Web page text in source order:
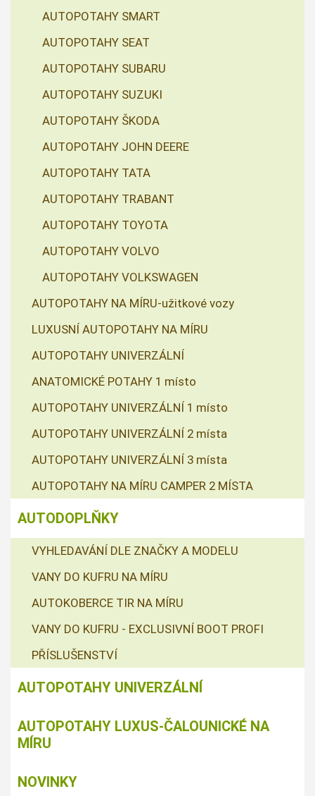
AUTOPOTAHY SMART
AUTOPOTAHY SEAT
AUTOPOTAHY SUBARU
AUTOPOTAHY SUZUKI
AUTOPOTAHY ŠKODA
AUTOPOTAHY JOHN DEERE
AUTOPOTAHY TATA
AUTOPOTAHY TRABANT
AUTOPOTAHY TOYOTA
AUTOPOTAHY VOLVO
AUTOPOTAHY VOLKSWAGEN
AUTOPOTAHY NA MÍRU-užitkové vozy
LUXUSNÍ AUTOPOTAHY NA MÍRU
AUTOPOTAHY UNIVERZÁLNÍ
ANATOMICKÉ POTAHY 1 místo
AUTOPOTAHY UNIVERZÁLNÍ 1 místo
AUTOPOTAHY UNIVERZÁLNÍ 2 místa
AUTOPOTAHY UNIVERZÁLNÍ 3 místa
AUTOPOTAHY NA MÍRU CAMPER 2 MÍSTA
AUTODOPLŇKY
VYHLEDAVÁNÍ DLE ZNAČKY A MODELU
VANY DO KUFRU NA MÍRU
AUTOKOBERCE TIR NA MÍRU
VANY DO KUFRU - EXCLUSIVNÍ BOOT PROFI
PŘÍSLUŠENSTVÍ
AUTOPOTAHY UNIVERZÁLNÍ
AUTOPOTAHY LUXUS-ČALOUNICKÉ NA
MÍRU
NOVINKY